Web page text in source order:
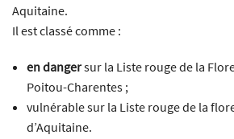
Aquitaine.
Il est classé comme :
en dangersur la Liste rouge de la
Poitou-Charentes ;
vulnérable sur la Liste rouge de la
d’Aquitaine.